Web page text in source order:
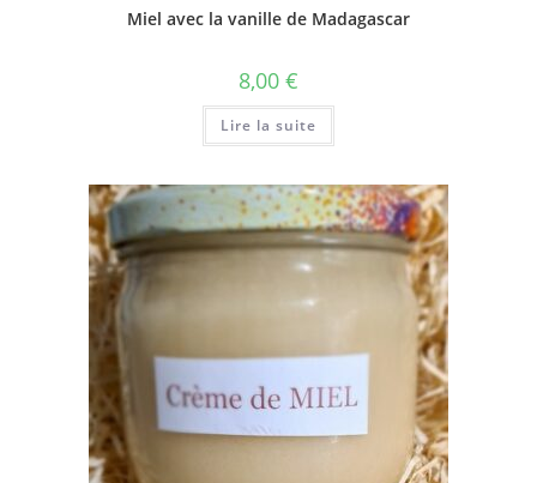
Miel avec la vanille de Madagascar
8,00 €
Lire la suite